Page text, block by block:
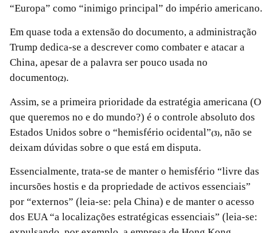
“Europa” como “inimigo principal” do império americano.
Em quase toda a extensão do documento, a administração
Trump dedica-se a descrever como combater e atacar a
China, apesar de a palavra ser pouco usada no
documento(2).
Assim, se a primeira prioridade da estratégia americana (O
que queremos no e do mundo?) é o controle absoluto dos
Estados Unidos sobre o “hemisfério ocidental”(3), não se
deixam dúvidas sobre o que está em disputa.
Essencialmente, trata-se de manter o hemisfério “livre das
incursões hostis e da propriedade de activos essenciais”
por “externos” (leia-se: pela China) e de manter o acesso
dos EUA “a localizações estratégicas essenciais” (leia-se: